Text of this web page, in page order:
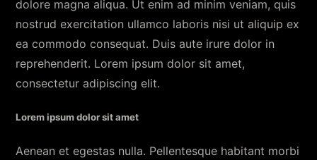
dolore magna aliqua. Ut enim ad minim veniam, quis
nostrud exercitation ullamco laboris nisi ut aliquip ex
ea commodo consequat. Duis aute irure dolor in
reprehenderit. Lorem ipsum dolor sit amet,
consectetur adipiscing elit.
Lorem ipsum dolor sit amet
Aenean et egestas nulla. Pellentesque habitant morbi